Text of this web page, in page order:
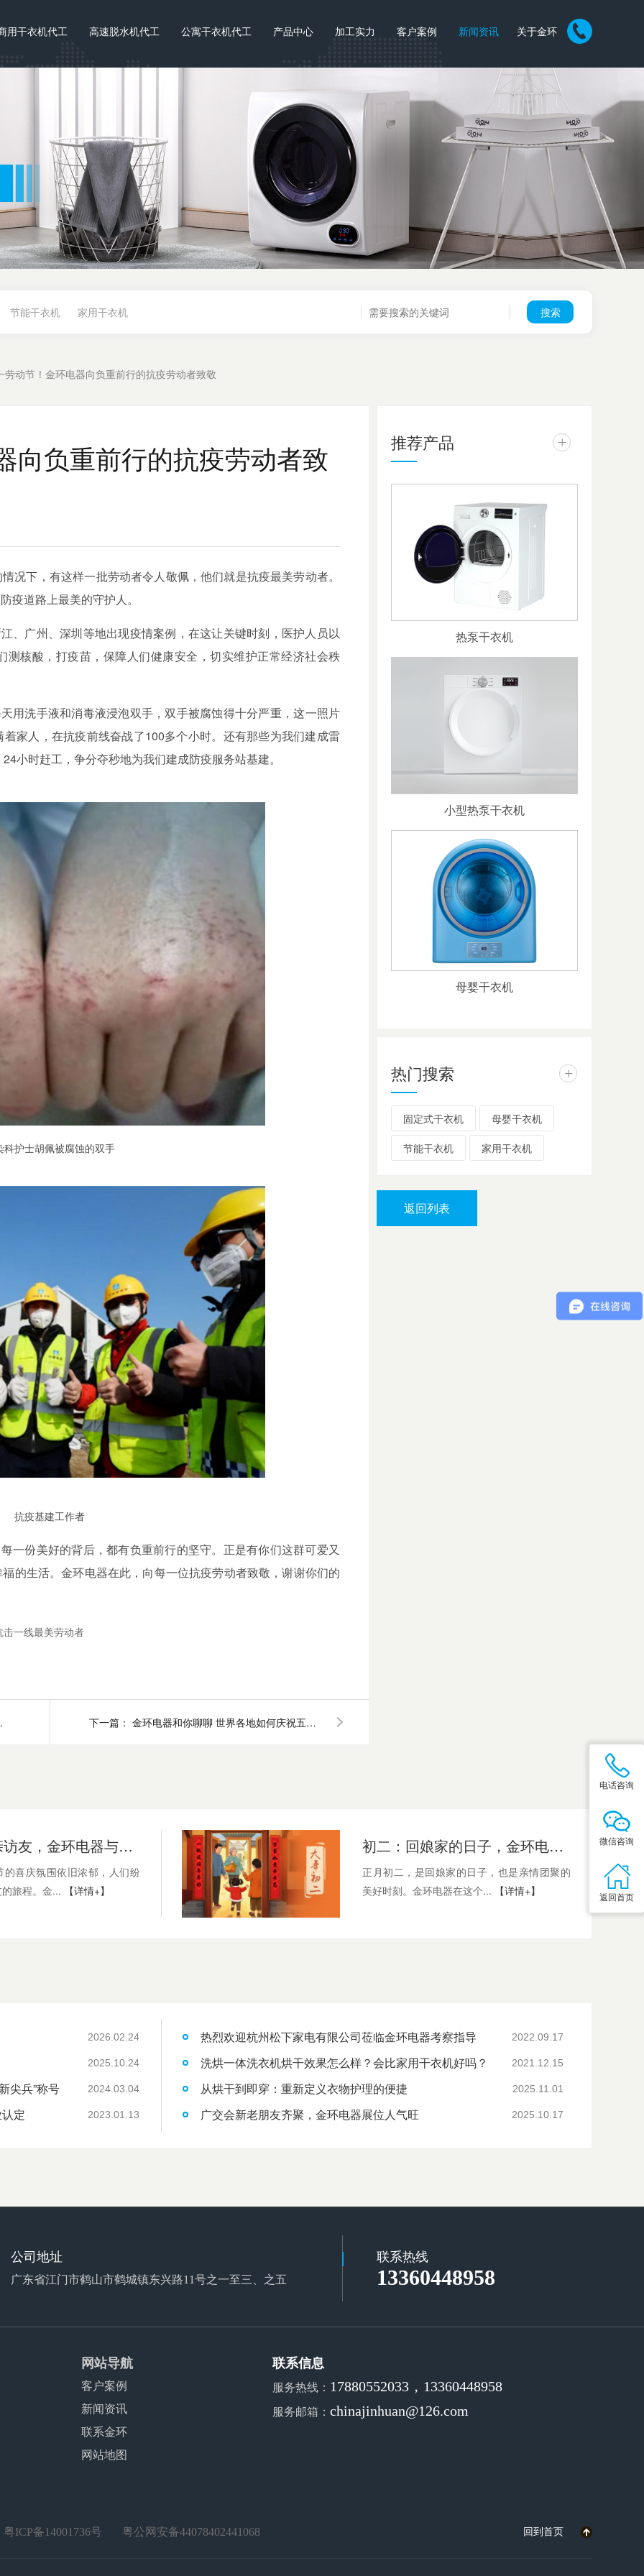
用干衣机代工 高速脱水机代工 公寓干衣机代工 产品中心 加工实力 客户案例 新闻资讯 关于金环
节能干衣机 家用干衣机
劳动节！金环电器向负重前行的抗疫劳动者致敬
向负重前行的抗疫劳动者致
况下，有这样一批劳动者令人敬佩，他们就是抗疫最美劳动者。
疫道路上最美的守护人。
、广州、深圳等地出现疫情案例，在这让关键时刻，医护人员以
核酸，打疫苗，保障人们健康安全，切实维护正常经济社会秩
用洗手液和消毒液浸泡双手，双手被腐蚀得十分严重，这一照片
家人，在抗疫前线奋战了100多个小时。还有那些为我们建成雷
24小时赶工，争分夺秒地为我们建成防疫服务站基建。
科护士胡佩被腐蚀的双手
抗疫基建工作者
一份美好的背后，都有负重前行的坚守。正是有你们这群可爱又
的生活。金环电器在此，向每一位抗疫劳动者致敬，谢谢你们的
击一线最美劳动者
品类之一 下一篇： 金环电器和你聊聊 世界各地如何庆祝五一劳动节？
推荐产品 +
热泵干衣机
小型热泵干衣机
母婴干衣机
热门搜索 +
固定式干衣机 母婴干衣机
节能干衣机 家用干衣机
返回列表
初三：探亲访友，金环电器与您共赴温情之旅
的喜庆氛围依旧浓郁，人们纷
旅程。金...
【详情+】
初二：回娘家的日子，金环电器与您共享亲情
正月初二，是回娘家的日子，也是亲情团聚的
美好时刻。金环电器在这个...
【详情+】
2026.02.24
2025.10.24
尖兵”称号 2024.03.04
定 2023.01.13
热烈欢迎杭州松下家电有限公司莅临金环电器考察指导 2022.09.17
洗烘一体洗衣机烘干效果怎么样？会比家用干衣机好吗？ 2021.12.15
从烘干到即穿：重新定义衣物护理的便捷 2025.11.01
广交会新老朋友齐聚，金环电器展位人气旺 2025.10.17
公司地址
广东省江门市鹤山市鹤城镇东兴路11号之一至三、之五
联系热线
13360448958
网站导航
客户案例
新闻资讯
联系金环
网站地图
联系信息
服务热线： 17880552033，13360448958
服务邮箱：chinajinhuan@126.com
粤ICP备14001736号 粤公网安备44078402441068 回到首页
电话咨询
微信咨询
返回首页